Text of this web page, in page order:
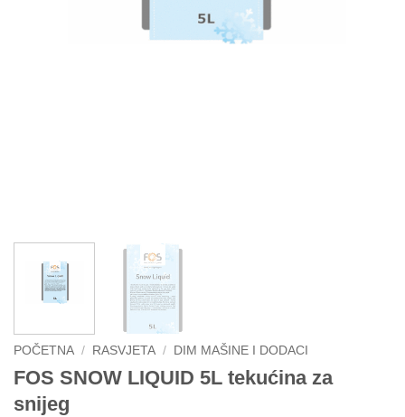
POČETNA / RASVJETA / DIM MAŠINE I DODACI
FOS SNOW LIQUID 5L tekućina za
snijeg